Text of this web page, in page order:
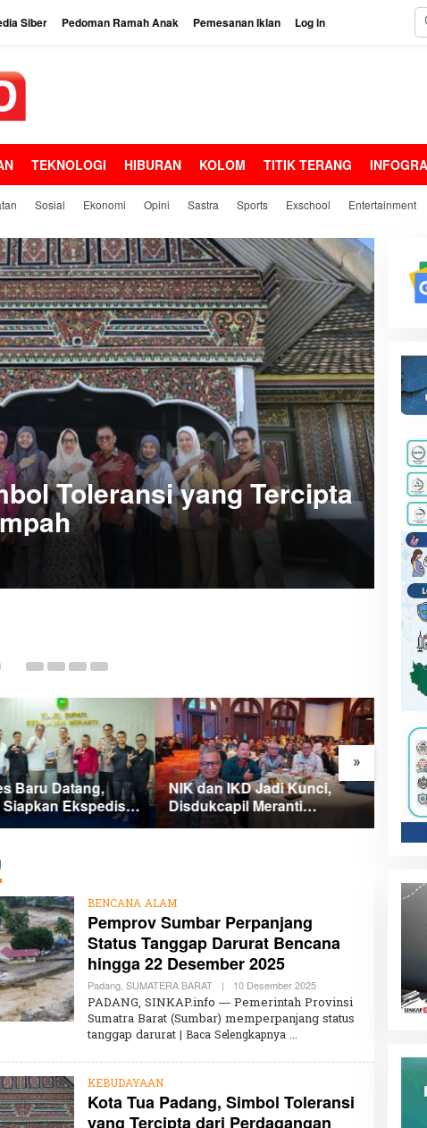
Siber Pedoman Ramah Anak Pemesanan Iklan Log in
TEKNOLOGI HIBURAN KOLOM TITIK TERANG
Sosial Ekonomi Opini Sastra Sports Exschool Entertainment
Toleransi yang Tercipta
8 Juli
»
Baru Datang,
Siapkan Ekspedisi
Penuh Makna
NIK dan IKD Jadi Kunci,
Disdukcapil Meranti
Percepat Revolusi Layanan
BENCANA ALAM
Pemprov Sumbar Perpanjang
Status Tanggap Darurat Bencana
hingga 22 Desember 2025
Padang, SUMATERA BARAT | 10 Desember 2025O
L
E
H
A
U
N
N
PADANG, SINKAP.info — Pemerintah Provinsi
Sumatra Barat (Sumbar) memperpanjang status
tanggap darurat | Baca Selengkapnya
KEBUDAYAAN
Kota Tua Padang, Simbol Toleransi
yang Tercipta dari Perdagangan